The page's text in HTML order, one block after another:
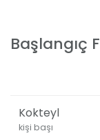
Başlangıç
Kokteyl
kişi başı